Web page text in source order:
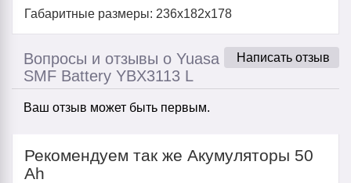
Габаритные размеры: 236x182x178
Написать отзыв
Вопросы и отзывы о Yuasa
SMF Battery YBX3113 L
Ваш отзыв может быть первым.
Рекомендуем так же Акумуляторы 50
Ah